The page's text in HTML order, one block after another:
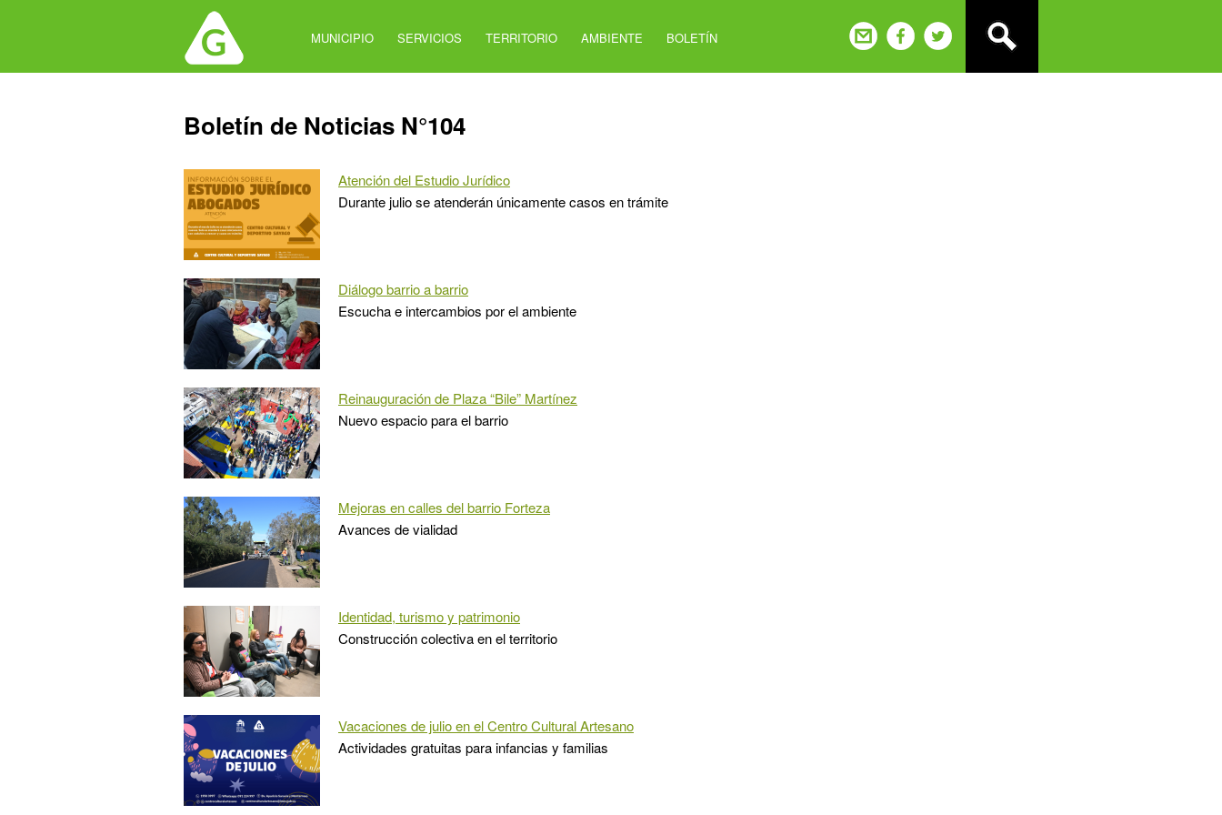
MUNICIPIO SERVICIOS TERRITORIO AMBIENTE BOLETÍN
Back
to
Boletín de Noticias N°104
Atención del Estudio Jurídico
Durante julio se atenderán únicamente casos en trámite
Diálogo barrio a barrio
Escucha e intercambios por el ambiente
Reinauguración de Plaza “Bile” Martínez
Nuevo espacio para el barrio
Mejoras en calles del barrio Forteza
Avances de vialidad
Identidad, turismo y patrimonio
Construcción colectiva en el territorio
Vacaciones de julio en el Centro Cultural Artesano
Actividades gratuitas para infancias y familias